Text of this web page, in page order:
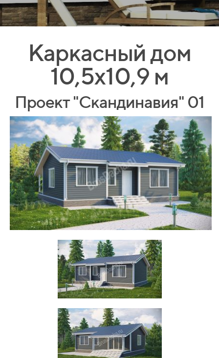
Каркасный дом
10,5х10,9 м
Проект "Скандинавия" 01